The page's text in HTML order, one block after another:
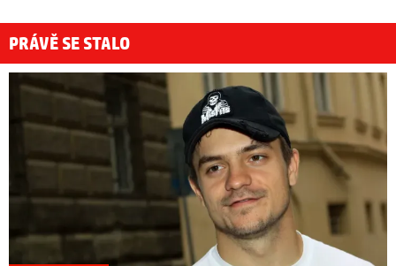
PRÁVĚ SE STALO